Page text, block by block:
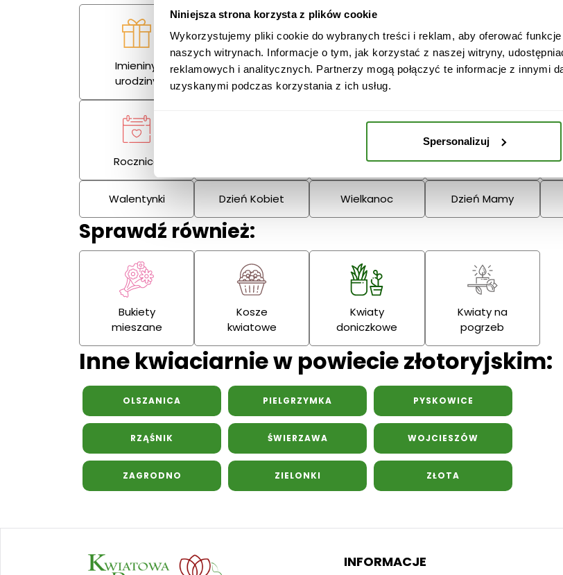
Niniejsza strona korzysta z plików cookie
Wykorzystujemy pliki cookie do wybranych treści i reklam, aby oferować
naszych witrynach. Informacje o tym, jak korzystać z naszej witryny,
reklamowych i analitycznych. Partnerzy mogą połączyć te informacje z innymi
uzyskanymi podczas korzystania z ich usług.
Spersonalizuj
Imieniny,
urodziny
Miłość Przeprosiny Gratulacje
Rocznica Podziękowania
Narodzenie
Walentynki Dzień Kobiet Wielkanoc Dzień Mamy
Sprawdź również:
Bukiety
mieszane
Kosze
kwiatowe
Kwiaty
doniczkowe
Kwiaty na
pogrzeb
Inne kwiaciarnie w powiecie złotoryjskim:
OLSZANICA PIELGRZYMKA PYSKOWICE
RZĄŚNIK ŚWIERZAWA WOJCIESZÓW
ZAGRODNO ZIELONKI ZŁOTA
INFORMACJE